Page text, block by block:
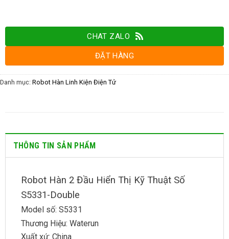
CHAT ZALO
ĐẶT HÀNG
Danh mục: Robot Hàn Linh Kiện Điện Tử
THÔNG TIN SẢN PHẨM
Robot Hàn 2 Đầu Hiển Thị Kỹ Thuật Số
S5331-Double
Model số: S5331
Thương Hiệu: Waterun
Xuất xứ: China